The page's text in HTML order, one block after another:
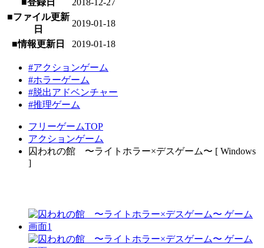
■登録日
2018-12-27
■ファイル更新
日
2019-01-18
■情報更新日 2019-01-18
#アクションゲーム
#ホラーゲーム
#脱出アドベンチャー
#推理ゲーム
フリーゲームTOP
アクションゲーム
囚われの館 〜ライトホラー×デスゲーム〜 [ Windows
]